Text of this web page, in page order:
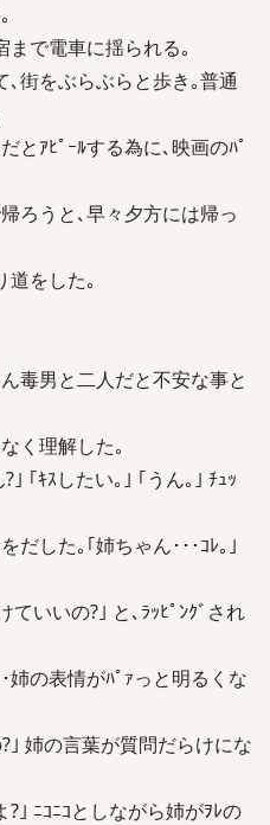
で電車に揺られる｡
街をぶらぶらと歩き｡普通
とｱﾋﾟｰﾙする為に､映画のﾊﾟ
ろうと､早々夕方には帰っ
道をした｡
毒男と二人だと不安な事と
く理解した｡
｣ ｢ｷｽしたい｡｣ ｢うん｡｣ ﾁｭｯ
だした｡｢姉ちゃん･･･ｺﾚ｡｣
ていいの?｣ と､ﾗｯﾋﾟﾝｸﾞされ
姉の表情がﾊﾟｧっと明るくな
｣ 姉の言葉が質問だらけにな
?｣ ﾆｺﾆｺとしながら姉がｦﾚの